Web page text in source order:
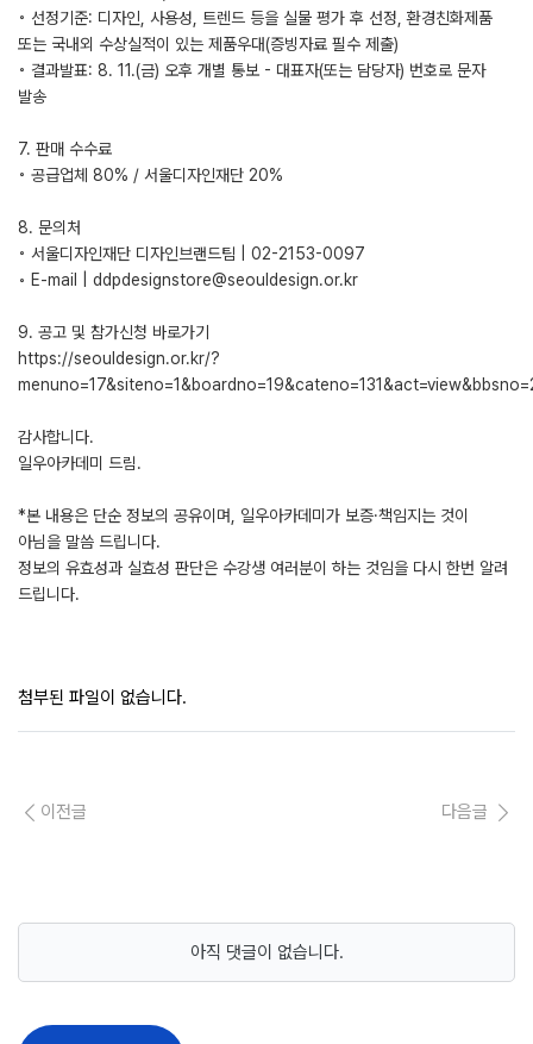
◦ 선정기준: 디자인, 사용성, 트렌드 등을 실물 평가 후 선정, 환경친화제품
또는 국내외 수상실적이 있는 제품우대(증빙자료 필수 제출)
◦ 결과발표: 8. 11.(금) 오후 개별 통보 - 대표자(또는 담당자) 번호로 문자
발송
7. 판매 수수료
◦ 공급업체 80% / 서울디자인재단 20%
8. 문의처
◦ 서울디자인재단 디자인브랜드팀 | 02-2153-0097
◦ E-mail | ddpdesignstore@seouldesign.or.kr
9. 공고 및 참가신청 바로가기
https://seouldesign.or.kr/?
감사합니다.
일우아카데미 드림.
*본 내용은 단순 정보의 공유이며, 일우아카데미가 보증·책임지는 것이
아님을 말씀 드립니다.
정보의 유효성과 실효성 판단은 수강생 여러분이 하는 것임을 다시 한번 알려
드립니다.
첨부된 파일이 없습니다.
이전글 다음글
아직 댓글이 없습니다.